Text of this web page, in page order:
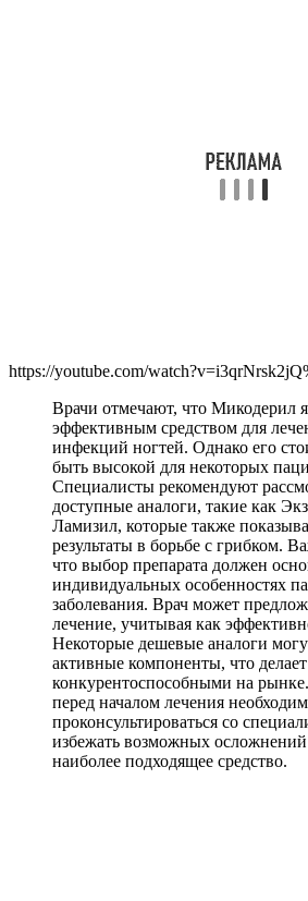
https://youtube.com/
Врачи отмечают, что Микодерил
эффективным средством для
инфекций ногтей. Однако его
быть высокой для некоторых
Специалисты рекомендуют
доступные аналоги, такие как
Ламизил, которые также
результаты в борьбе с грибком.
что выбор препарата должен
индивидуальных особенностях
заболевания. Врач может
лечение, учитывая как
Некоторые дешевые аналоги
активные компоненты, что
конкурентоспособными на
перед началом лечения
проконсультироваться со
избежать возможных
наиболее подходящее средство.